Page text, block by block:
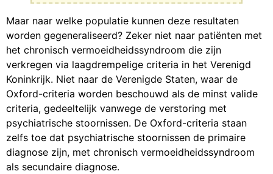
Maar naar welke populatie kunnen deze resultaten
worden gegeneraliseerd? Zeker niet naar patiënten met
het chronisch vermoeidheidssyndroom die zijn
verkregen via laagdrempelige criteria in het Verenigd
Koninkrijk. Niet naar de Verenigde Staten, waar de
Oxford-criteria worden beschouwd als de minst valide
criteria, gedeeltelijk vanwege de verstoring met
psychiatrische stoornissen. De Oxford-criteria staan
zelfs toe dat psychiatrische stoornissen de primaire
diagnose zijn, met chronisch vermoeidheidssyndroom
als secundaire diagnose.